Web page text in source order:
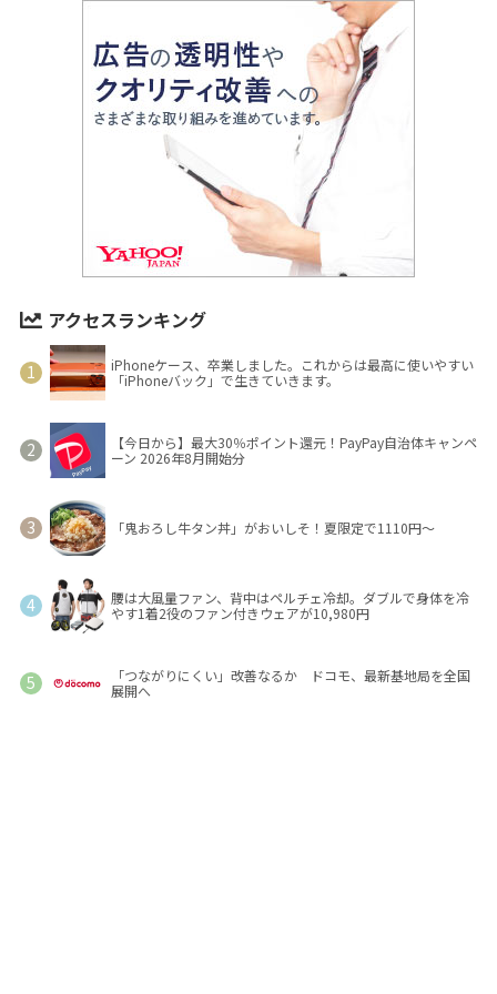
アクセスランキング
iPhoneケース、卒業しました。これからは最高に使いやすい
「iPhoneバック」で生きていきます。
【今日から】最大30％ポイント還元！PayPay自治体キャンペ
ーン 2026年8月開始分
「鬼おろし牛タン丼」がおいしそ！夏限定で1110円～
腰は大風量ファン、背中はペルチェ冷却。ダブルで身体を冷
やす1着2役のファン付きウェアが10,980円
「つながりにくい」改善なるか ドコモ、最新基地局を全国
展開へ